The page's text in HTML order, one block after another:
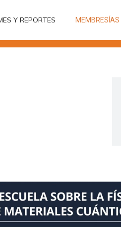
Y REPORTES MEMBRESÍAS
MEMBRESÍAS